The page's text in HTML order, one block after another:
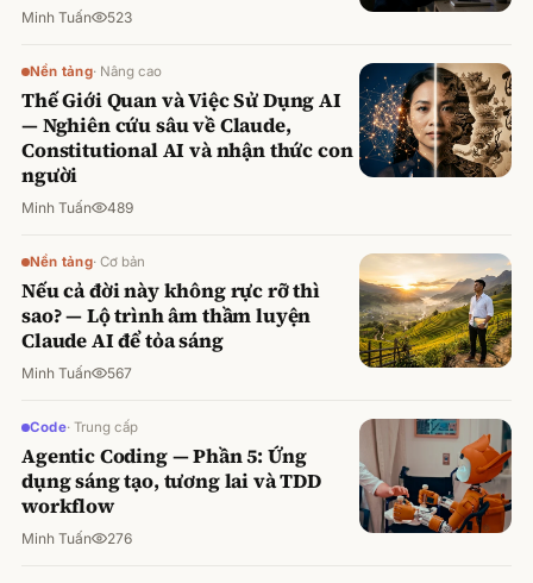
Minh Tuấn 523
Nền tảng· Nâng cao
Thế Giới Quan và Việc Sử Dụng AI
— Nghiên cứu sâu về Claude,
Constitutional AI và nhận thức con
người
Minh Tuấn 489
Nền tảng· Cơ bản
Nếu cả đời này không rực rỡ thì
sao? — Lộ trình âm thầm luyện
Claude AI để tỏa sáng
Minh Tuấn 567
Code· Trung cấp
Agentic Coding — Phần 5: Ứng
dụng sáng tạo, tương lai và TDD
workflow
Minh Tuấn 276